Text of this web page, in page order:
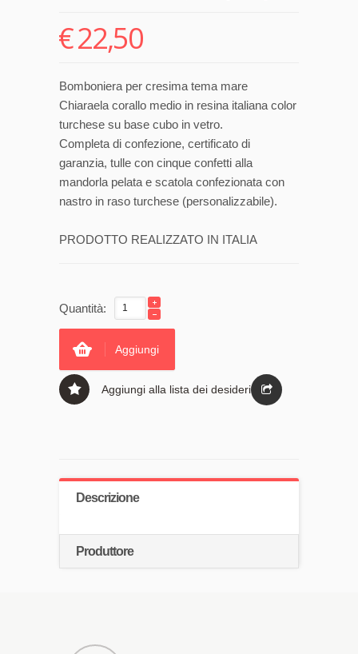
€22,50
Bomboniera per cresima tema mare
Chiaraela corallo medio in resina italiana color
turchese su base cubo in vetro.
Completa di confezione, certificato di
garanzia, tulle con cinque confetti alla
mandorla pelata e scatola confezionata con
nastro in raso turchese (personalizzabile).
PRODOTTO REALIZZATO IN ITALIA
Quantità:
Aggiungi
Aggiungi alla lista dei desideri
Descrizione
Produttore